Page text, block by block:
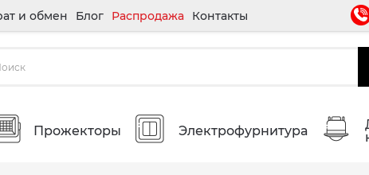
и обмен Блог Распродажа Контакты
Прожекторы Электрофурнитура